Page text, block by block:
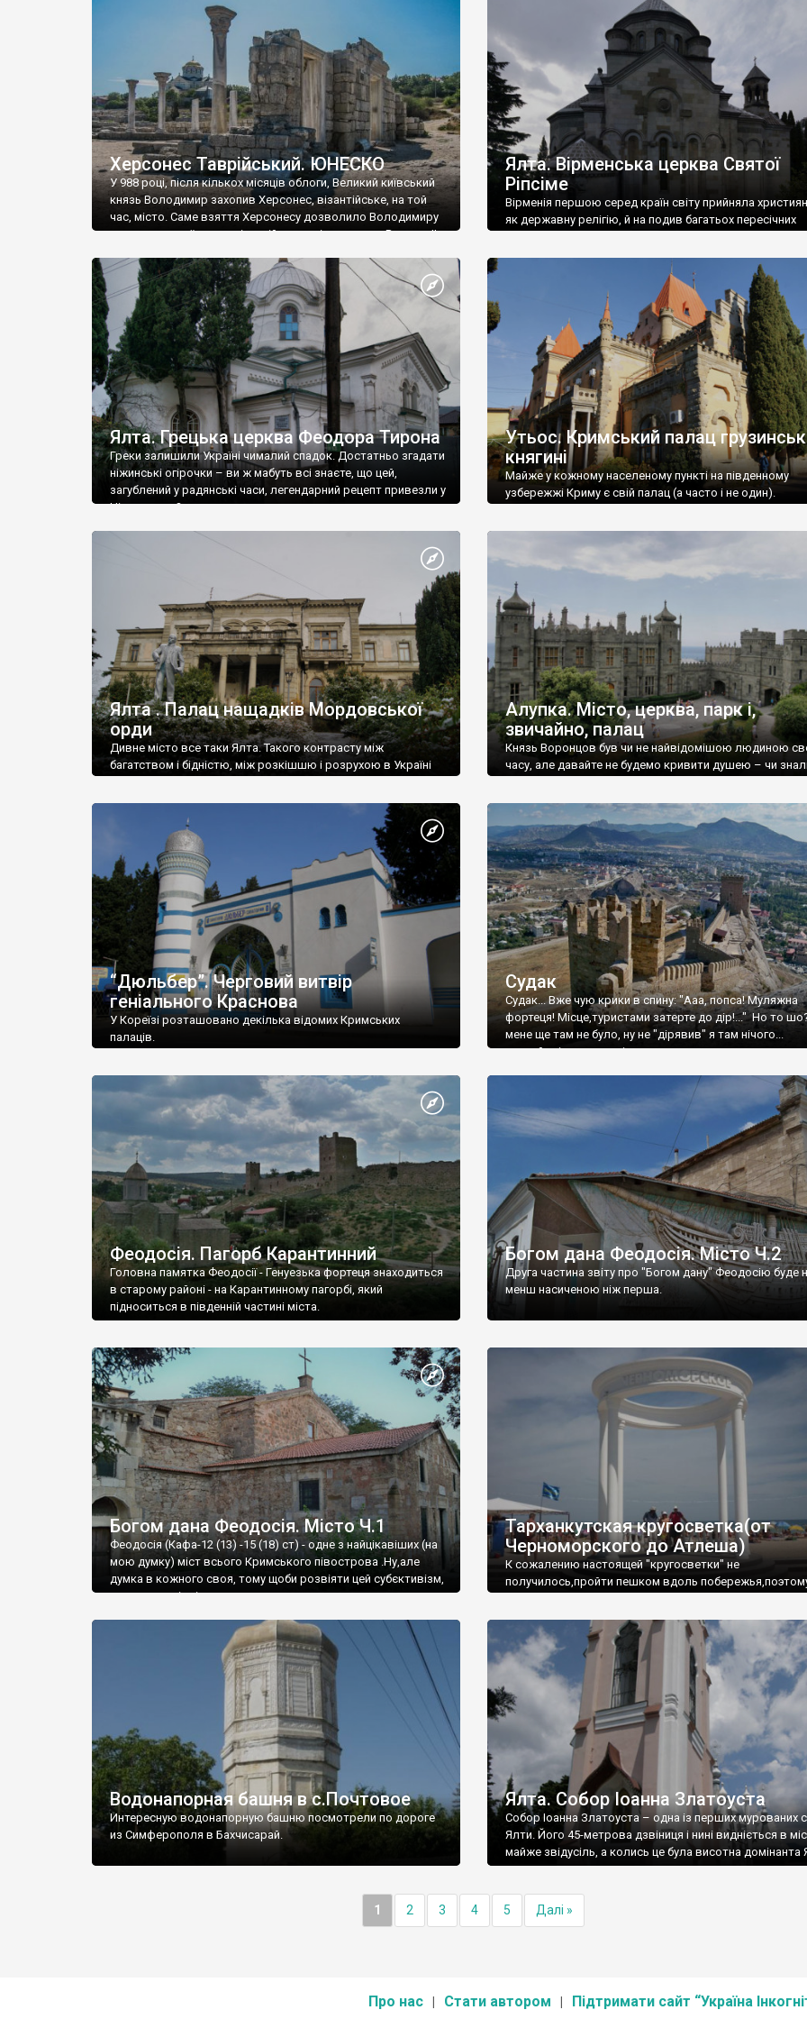
візантійської доби. Раритети викрадені з фондів об’єкту
культурної спадщини ЮНЕСКО «Херсонеса Таврійського».
Офіційно – на виставку «Золото Візантії», але експерти та
влада в Україні вважають це лише […]
називаються «повстяками» (postaki)…” “Вино. Крим
виробляє відмінне вино і його вдосталь: воно все
легке біле і дуже […]
Херсонес Таврійський. ЮНЕСКО
У 988 році, після кількох місяців облоги, Великий київський
князь Володимир захопив Херсонес, візантійське, на той
час, місто. Саме взяття Херсонесу дозволило Володимиру
диктувати свої умови візантійському імператору Василю ІІ,
Херсонесі Володимир-язичник, став Василем-
християнином. А потім було Хрещення Русі. На честь
Херсонесу Таврійського названо місто […]
Ялта. Вірменська церква Святої
Ріпсіме
Вірменія першою серед країн світу прийняла
як державну релігію, й на подив багатьох пересічних
Ялта. Грецька церква Феодора Тирона
Греки залишили Україні чималий спадок. Достатньо згадати
ніжинські огірочки – ви ж мабуть всі знаєте, що цей,
загублений у радянські часи, легендарний рецепт привезли у
Ніжин греки?
Утьос. Кримський палац
княгині
Майже у кожному населеному пункті на південному
узбережжі Криму є свій палац (а часто і не один).
Ялта . Палац нащадків Мордовської
орди
Дивне місто все таки Ялта. Такого контрасту між
багатством і бідністю, між розкішшю і розрухою в Україні
Алупка. Місто, церква, парк і,
звичайно, палац
Князь Воронцов був чи не найвідомішою людиною
часу, але давайте не будемо кривити душею – чи
“Дюльбер”. Черговий витвір
геніального Краснова
У Кореїзі розташовано декілька відомих Кримських
палаців.
Судак
Судак... Вже чую крики в спину: "Ааа, попса! Муляжна
фортеця! Місце,туристами затерте до дір!..." Но то
мене ще там не було, ну не "дірявив" я там нічого...
принаймні до цього літа.
Феодосія. Пагорб Карантинний
Головна памятка Феодосії - Генуезька фортеця знаходиться
в старому районі - на Карантинному пагорбі, який
підноситься в південній частині міста.
Богом дана Феодосія. Місто Ч.2
Друга частина звіту про "Богом дану" Феодосію буде
менш насиченою ніж перша.
Богом дана Феодосія. Місто Ч.1
Феодосія (Кафа-12 (13) -15 (18) ст) - одне з найцікавіших (на
мою думку) міст всього Кримського півострова .Ну,але
думка в кожного своя, тому щоби розвіяти цей субєктивізм,
запрошую відвідати це
Тарханкутская кругосветка(от
Черноморского до Атлеша)
К сожалению настоящей "кругосветки" не
получилось,пройти пешком вдоль
Водонапорная башня в с.Почтовое
Интересную водонапорную башню посмотрели по дороге
из Симферополя в Бахчисарай.
Ялта. Собор Іоанна Златоуста
Собор Іоанна Златоуста – одна із перших мурованих
Ялти. Його 45-метрова дзвіниця і нині видніється в
майже звідусіль, а колись це була висотна домінанта
1 2 3 4 5 Далі »
Про нас Стати автором Підтримати сайт “Україна